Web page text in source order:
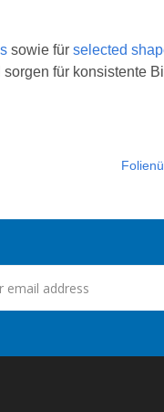
sowie für selected
für konsistente